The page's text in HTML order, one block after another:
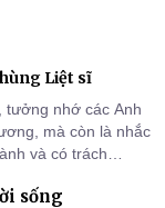
Liệt sĩ
tưởng nhớ các Anh
mà còn là nhắc
và có trách
sống